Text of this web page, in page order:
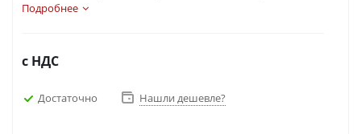
пластиковых труб. TCT диски можно наточить 2-3
Подробнее
с НДС
Достаточно Нашли дешевле?